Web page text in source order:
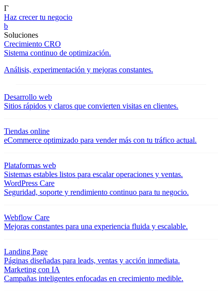
Γ
Haz crecer tu negocio
b
Soluciones
Crecimiento CRO
Sistema continuo de optimización.
Análisis, experimentación y mejoras constantes.
Desarrollo web
Sitios rápidos y claros que convierten visitas en clientes.
Tiendas online
eCommerce optimizado para vender más con tu tráfico actual.
Plataformas web
Sistemas estables listos para escalar operaciones y ventas.
WordPress Care
Seguridad, soporte y rendimiento continuo para tu negocio.
Webflow Care
Mejoras constantes para una experiencia fluida y escalable.
Landing Page
Páginas diseñadas para leads, ventas y acción inmediata.
Marketing con IA
Campañas inteligentes enfocadas en crecimiento medible.